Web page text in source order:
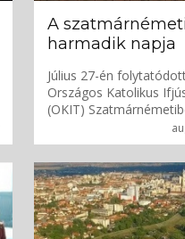
A
harmadik napja
Július 27-én
Országos Katolikus
(OKIT)